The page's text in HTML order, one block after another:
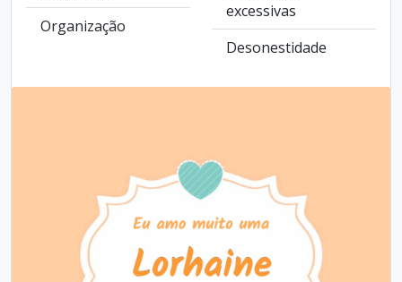
Organização
excessivas
Desonestidade